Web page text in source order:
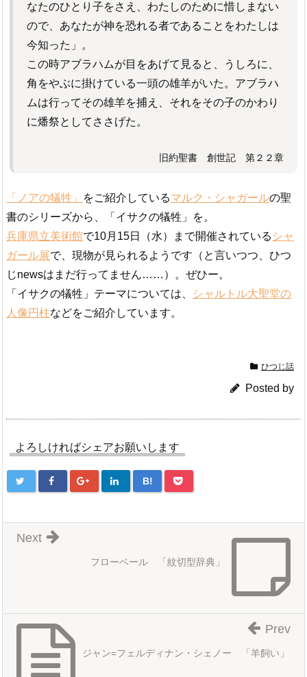
なたのひとり子をさえ、わたしのために惜しまない
ので、あなたが神を恐れる者であることをわたしは
今知った」。
この時アブラハムが目をあげて見ると、うしろに、
角をやぶに掛けている一頭の雄羊がいた。アブラハ
ムは行ってその雄羊を捕え、それをその子のかわり
に燔祭としてささげた。
旧約聖書 創世記 第２２章
「ノアの犠牲」 をご紹介しているマルク・シャガールの聖
書のシリーズから、「イサクの犠牲」を。
兵庫県立美術館で10月15日（水）まで開催されている シャ
ガール展で、現物が見られるようです（と言いつつ、ひつ
じnewsはまだ行ってません……）。ぜひー。
「イサクの犠牲」テーマについては、
シャルトル大聖堂の
人像円柱などをご紹介しています。
ひつじ話
Posted by
よろしければシェアお願いします
B!
フローベール 「紋切型辞典」
Next
ジャン=フェルディナン・シェノー 「羊飼い」
Prev